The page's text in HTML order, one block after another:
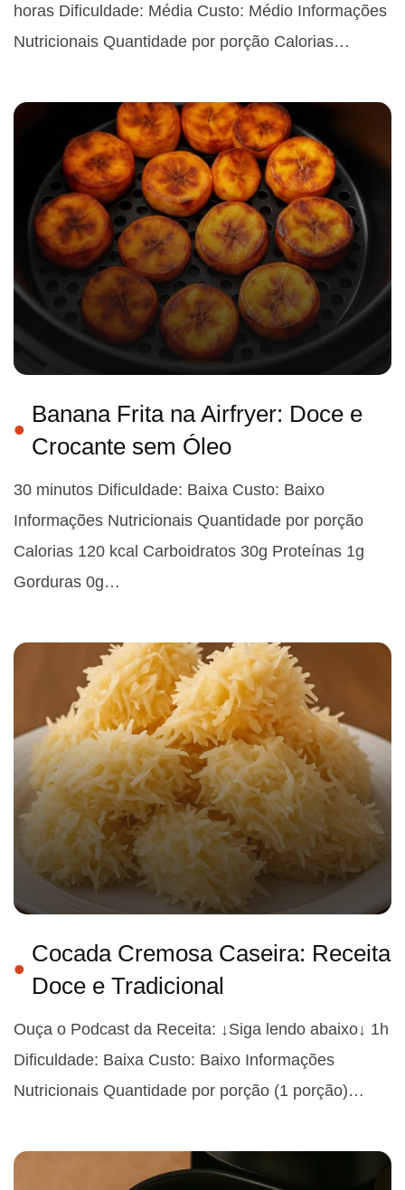
horas Dificuldade: Média Custo: Médio Informações
Nutricionais Quantidade por porção Calorias…
Banana Frita na Airfryer: Doce e
Crocante sem Óleo
30 minutos Dificuldade: Baixa Custo: Baixo
Informações Nutricionais Quantidade por porção
Calorias 120 kcal Carboidratos 30g Proteínas 1g
Gorduras 0g…
Cocada Cremosa Caseira: Receita
Doce e Tradicional
Ouça o Podcast da Receita: ↓Siga lendo abaixo↓ 1h
Dificuldade: Baixa Custo: Baixo Informações
Nutricionais Quantidade por porção (1 porção)…